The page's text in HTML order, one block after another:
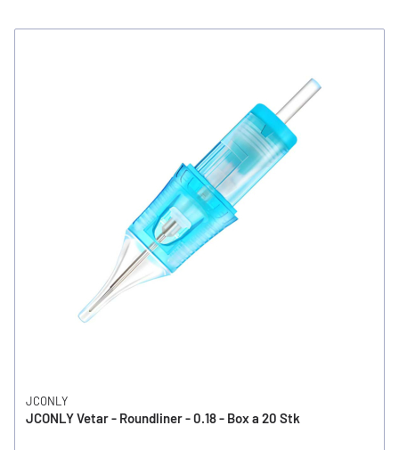
JCONLY
JCONLY Vetar - Roundliner - 0.18 - Box a 20 Stk